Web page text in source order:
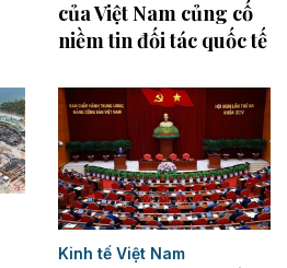
của Việt Nam củng cố
niềm tin đối tác quốc tế
Kinh tế Việt Nam